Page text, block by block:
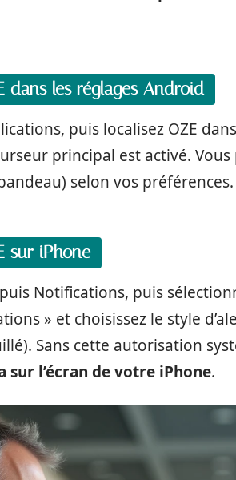
dans les réglages Android
puis localisez OZE
principal est activé.
selon vos préférences.
sur iPhone
Notifications, puis
» et choisissez le style
Sans cette autorisation
sur l’écran de votre iPhone.